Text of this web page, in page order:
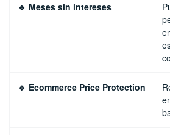
🔹 Meses sin intereses
🔹 Ecommerce Price Protection